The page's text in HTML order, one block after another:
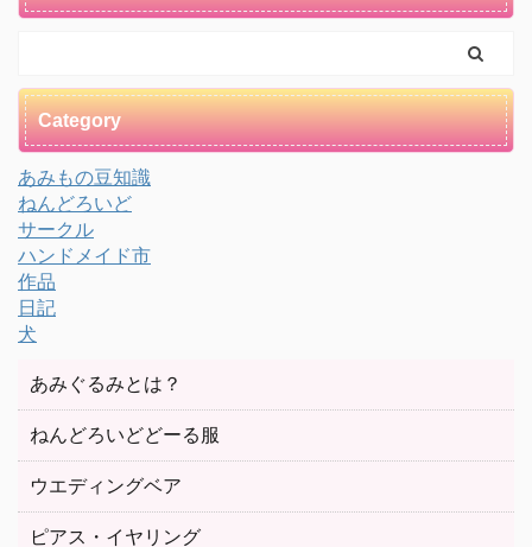
Category
あみもの豆知識
ねんどろいど
サークル
ハンドメイド市
作品
日記
犬
あみぐるみとは？
ねんどろいどどーる服
ウエディングベア
ピアス・イヤリング